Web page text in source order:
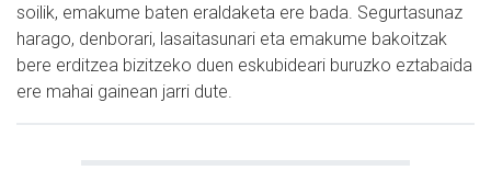
soilik, emakume baten eraldaketa ere bada. Segurtasunaz
harago, denborari, lasaitasunari eta emakume bakoitzak
bere erditzea bizitzeko duen eskubideari buruzko eztabaida
ere mahai gainean jarri dute.